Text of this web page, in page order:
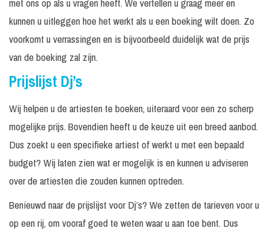
kunnen u uitleggen hoe het werkt als u een boeking wilt doen. Zo
voorkomt u verrassingen en is bijvoorbeeld duidelijk wat de prijs
van de boeking zal zijn.
Prijslijst Dj’s
Wij helpen u de artiesten te boeken, uiteraard voor een zo scherp
mogelijke prijs. Bovendien heeft u de keuze uit een breed aanbod.
Dus zoekt u een specifieke artiest of werkt u met een bepaald
budget? Wij laten zien wat er mogelijk is en kunnen u adviseren
over de artiesten die zouden kunnen optreden.
Benieuwd naar de prijslijst voor Dj’s? We zetten de tarieven voor u
op een rij, om vooraf goed te weten waar u aan toe bent. Dus